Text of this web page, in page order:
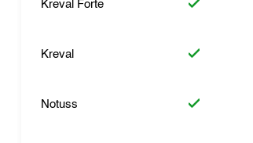
Kreval Forte
Kreval
Notuss